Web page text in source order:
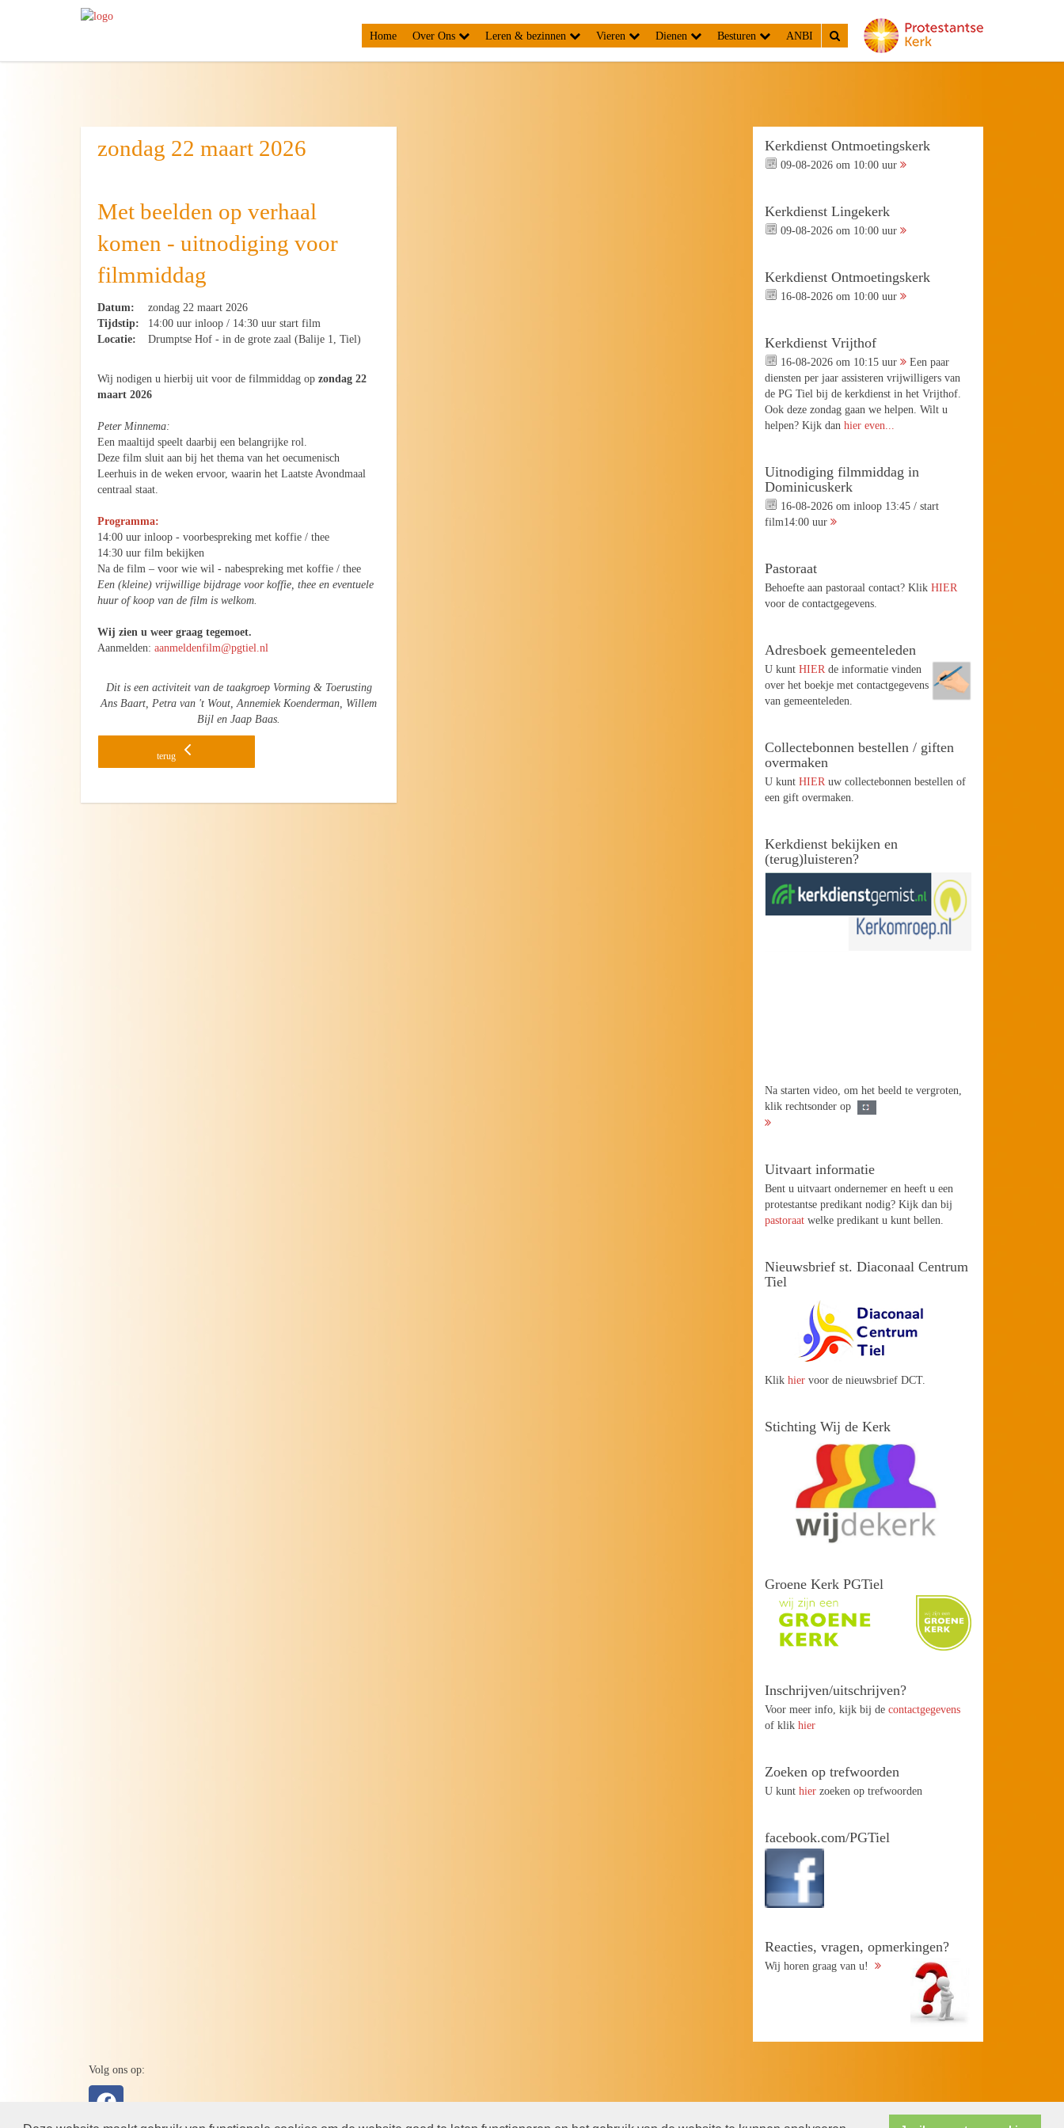
Home Over Ons Leren & bezinnen Vieren Dienen Besturen ANBI
zondag 22 maart 2026
Met beelden op verhaal
komen - uitnodiging voor
filmmiddag
Datum:
zondag 22 maart 2026
Tijdstip:
14:00 uur inloop / 14:30 uur start film
Locatie:
Drumptse Hof - in de grote zaal (Balije 1, Tiel)
Wij nodigen u hierbij uit voor de filmmiddag opzondag 22
maart 2026
Peter Minnema:
Een maaltijd speelt daarbij een belangrijke rol.
Deze film sluit aan bij het thema van het oecumenisch
Leerhuis in de weken ervoor, waarin het Laatste Avondmaal
centraal staat.
Programma:
14:00 uur inloop - voorbespreking met koffie / thee
14:30 uur film bekijken
Na de film – voor wie wil - nabespreking met koffie / thee
Een (kleine) vrijwillige bijdrage voor koffie, thee en eventuele
huur of koop van de film is welkom.
Wij zien u weer graag tegemoet.
Aanmelden:aanmeldenfilm@pgtiel.nl
Dit is een activiteit van de taakgroep Vorming & Toerusting
Ans Baart, Petra van 't Wout, Annemiek Koenderman, Willem
Bijl en Jaap Baas.
terug
Kerkdienst Ontmoetingskerk
09-08-2026 om 10:00 uur
Kerkdienst Lingekerk
09-08-2026 om 10:00 uur
Kerkdienst Ontmoetingskerk
16-08-2026 om 10:00 uur
Kerkdienst Vrijthof
16-08-2026 om 10:15 uur
Een paar
diensten per jaar assisteren vrijwilligers van
de PG Tiel bij de kerkdienst in het Vrijthof.
Ook deze zondag gaan we helpen. Wilt u
helpen? Kijk danhier even...
Uitnodiging filmmiddag in
Dominicuskerk
16-08-2026 om inloop 13:45 / start
film14:00 uur
Pastoraat
Behoefte aan pastoraal contact? KlikHIER
voor de contactgegevens.
Adresboek gemeenteleden
U kuntHIER de informatie vinden
over het boekje met contactgegevens
van gemeenteleden.
Collectebonnen bestellen / giften
overmaken
U kuntHIER uw collectebonnen bestellen of
een gift overmaken.
Kerkdienst bekijken en
(terug)luisteren?
Na starten video, om het beeld te vergroten,
klik rechtsonder op
Uitvaart informatie
Bent u uitvaart ondernemer en heeft u een
protestantse predikant nodig? Kijk dan bij
pastoraat welke predikant u kunt bellen.
Nieuwsbrief st. Diaconaal Centrum
Tiel
Klikhier voor de nieuwsbrief DCT.
Stichting Wij de Kerk
Groene Kerk PGTiel
Inschrijven/uitschrijven?
Voor meer info, kijk bij decontactgegevens
of klikhier
Zoeken op trefwoorden
U kunthier zoeken op trefwoorden
facebook.com/PGTiel
Reacties, vragen, opmerkingen?
Wij horen graag van u!
Volg ons op: